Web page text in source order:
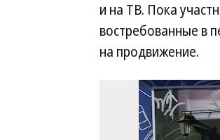
и на ТВ. Пока
востребованные в
на продвижение.